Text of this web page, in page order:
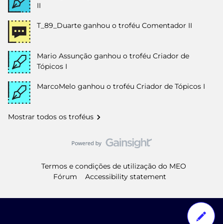
II
T_89_Duarte ganhou o troféu Comentador II
Mario Assunção ganhou o troféu Criador de
Tópicos I
MarcoMelo ganhou o troféu Criador de Tópicos I
Mostrar todos os troféus
Termos e condições de utilização do MEO
Fórum
Accessibility statement